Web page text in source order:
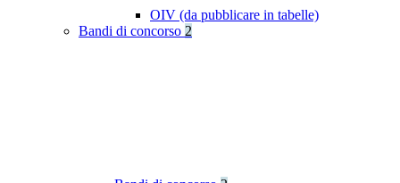
OIV (da pubblicare in tabelle)
Bandi di concorso 2